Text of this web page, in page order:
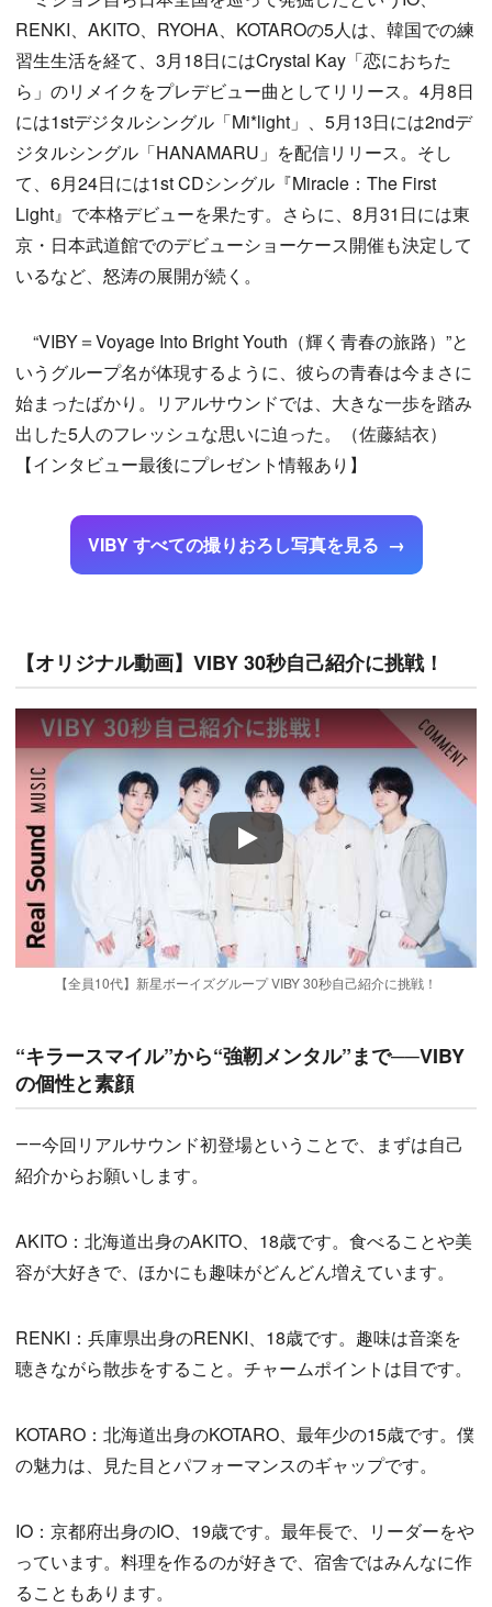
RENKI、AKITO、RYOHA、KOTAROの5人は、韓国での練
習生生活を経て、3月18日にはCrystal Kay「恋におちた
ら」のリメイクをプレデビュー曲としてリリース。4月8日
には1stデジタルシングル「Mi*light」、5月13日には2ndデ
ジタルシングル「HANAMARU」を配信リリース。そし
て、6月24日には1st CDシングル『Miracle：The First
Light』で本格デビューを果たす。さらに、8月31日には東
京・日本武道館でのデビューショーケース開催も決定して
いるなど、怒涛の展開が続く。
“VIBY＝Voyage Into Bright Youth（輝く青春の旅路）”と
いうグループ名が体現するように、彼らの青春は今まさに
始まったばかり。リアルサウンドでは、大きな一歩を踏み
出した5人のフレッシュな思いに迫った。（佐藤結衣）
【インタビュー最後にプレゼント情報あり】
VIBY すべての撮りおろし写真を見る
【オリジナル動画】VIBY 30秒自己紹介に挑戦！
Play
【全員10代】新星ボーイズグループ VIBY 30秒自己紹介に挑戦！
“キラースマイル”から“強靭メンタル”まで──VIBY
の個性と素顔
――今回リアルサウンド初登場ということで、まずは自己
紹介からお願いします。
AKITO：北海道出身のAKITO、18歳です。食べることや美
容が大好きで、ほかにも趣味がどんどん増えています。
RENKI：兵庫県出身のRENKI、18歳です。趣味は音楽を
聴きながら散歩をすること。チャームポイントは目です。
KOTARO：北海道出身のKOTARO、最年少の15歳です。僕
の魅力は、見た目とパフォーマンスのギャップです。
IO：京都府出身のIO、19歳です。最年長で、リーダーをや
っています。料理を作るのが好きで、宿舎ではみんなに作
ることもあります。